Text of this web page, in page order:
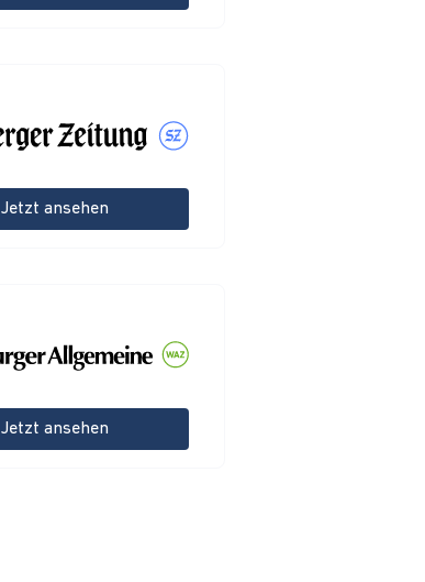
Jetzt ansehen
Jetzt ansehen